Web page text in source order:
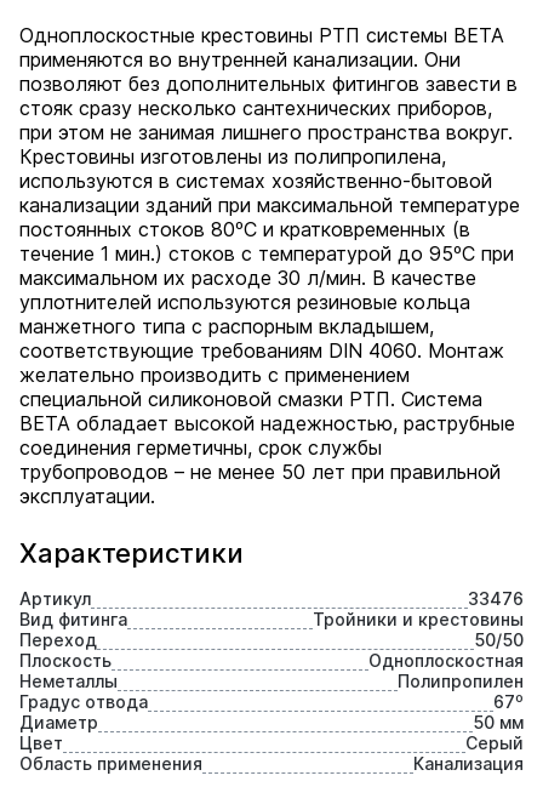
Характеристики
Артикул
33476
Вид фитинга
Тройники и крестовины
Переход
50/50
Плоскость
Одноплоскостная
Неметаллы
Полипропилен
Градус отвода
67⁰
Диаметр
50 мм
Цвет
Серый
Область применения
Канализация
Одноплоскостные крестовины РТП системы BETA
применяются во внутренней канализации. Они
позволяют без дополнительных фитингов завести в
стояк сразу несколько сантехнических приборов,
при этом не занимая лишнего пространства вокруг.
Крестовины изготовлены из полипропилена,
используются в системах хозяйственно-бытовой
канализации зданий при максимальной температуре
постоянных стоков 80ºС и кратковременных (в
течение 1 мин.) стоков с температурой до 95ºС при
максимальном их расходе 30 л/мин. В качестве
уплотнителей используются резиновые кольца
манжетного типа с распорным вкладышем,
соответствующие требованиям DIN 4060. Монтаж
желательно производить с применением
специальной силиконовой смазки РТП. Cистема
BETA обладает высокой надежностью, раструбные
соединения герметичны, срок службы
трубопроводов – не менее 50 лет при правильной
эксплуатации.